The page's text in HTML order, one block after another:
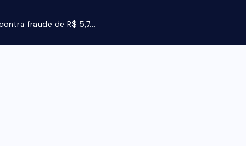
Laudo aponta agressões e violência sexual na